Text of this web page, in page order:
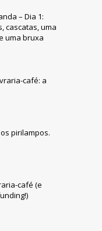
– Dia 1:
cascatas, uma
uma bruxa
café: a
pirilampos.
café (e